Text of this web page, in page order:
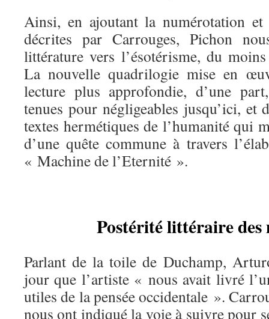
Ainsi, en ajoutant la numérotation et
décrites par Carrouges, Pichon
littérature vers l’ésotérisme, du
La nouvelle quadrilogie mise en
lecture plus approfondie, d’une
tenues pour négligeables jusqu’ici, et
textes hermétiques de l’humanité qui
d’une quête commune à travers
« Machine de l’Eternité ».
Postérité littéraire des
Parlant de la toile de Duchamp,
jour que l’artiste « nous avait livré
utiles de la pensée occidentale ».
nous ont indiqué la voie à suivre pour